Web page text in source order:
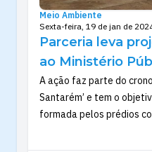
Meio Ambiente
Sexta-feira, 19 de jan de
Parceria leva
ao Ministério
A ação faz parte do
Santarém’ e tem o
formada pelos prédios